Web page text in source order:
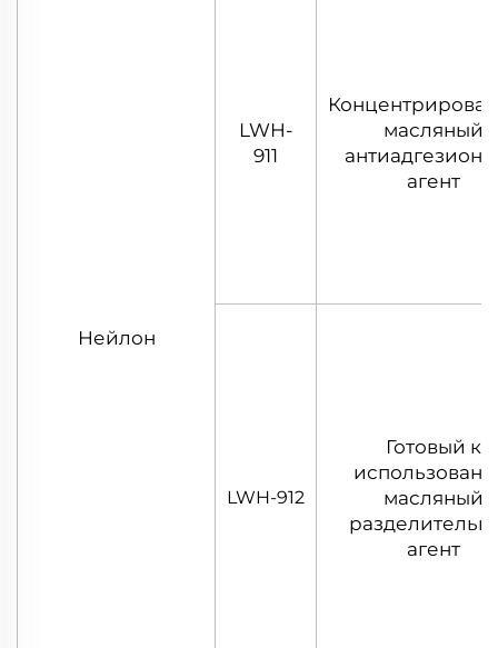
Нейлон
LWH-
911
масляный
агент
LWH-912
Готовый к
масляный
агент